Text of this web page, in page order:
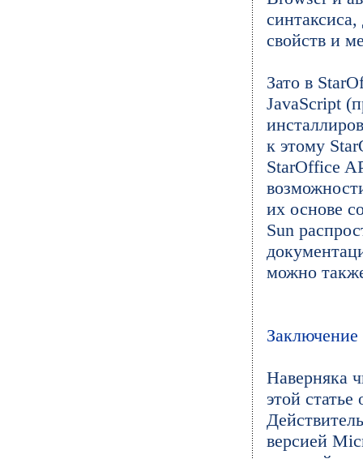
свойств и
Зато в
JavaScript
к этому
StarOffice
их основе
Sun
можно
Заключение
Наверняка
этой
версией